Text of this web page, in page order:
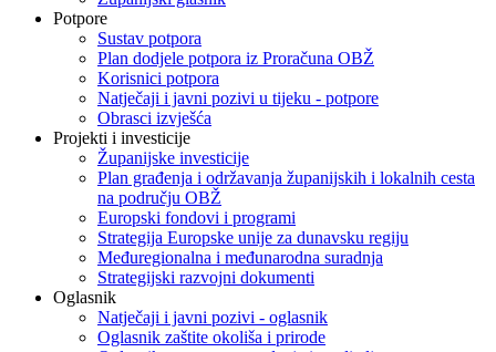
Potpore
Sustav potpora
Plan dodjele potpora iz Proračuna OBŽ
Korisnici potpora
Natječaji i javni pozivi u tijeku - potpore
Obrasci izvješća
Projekti i investicije
Županijske investicije
Plan građenja i održavanja županijskih i lokalnih cesta
na području OBŽ
Europski fondovi i programi
Strategija Europske unije za dunavsku regiju
Međuregionalna i međunarodna suradnja
Strategijski razvojni dokumenti
Oglasnik
Natječaji i javni pozivi - oglasnik
Oglasnik zaštite okoliša i prirode